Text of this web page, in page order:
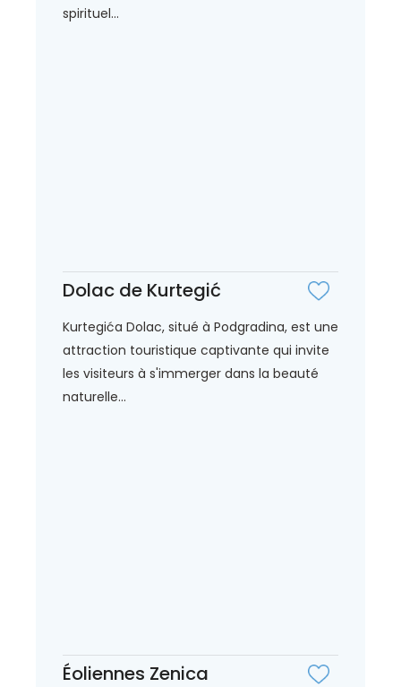
spirituel...
Dolac de Kurtegić
Kurtegića Dolac, situé à Podgradina, est une
attraction touristique captivante qui invite
les visiteurs à s'immerger dans la beauté
naturelle...
Éoliennes Zenica